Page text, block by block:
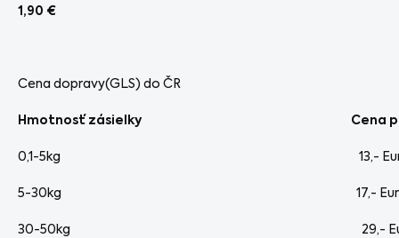
1,90 €
Cena dopravy(GLS) do ČR
Hmotnosť zásielky Cena
0,1-5kg 13,-
5-30kg 17,- Eur
30-50kg 29,-